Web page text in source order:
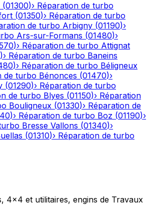
(01300)› Réparation de turbo
(01350)› Réparation de turbo
de turbo Arbigny (01190)›
Ars-sur-Formans (01480)›
)› Réparation de turbo Attignat
)› Réparation de turbo Baneins
)› Réparation de turbo Béligneux
de turbo Bénonces (01470)›
(01290)› Réparation de turbo
de turbo Blyes (01150)› Réparation
Bouligneux (01330)› Réparation de
)› Réparation de turbo Boz (01190)›
Bresse Vallons (01340)›
(01310)› Réparation de turbo
4x4 et utilitaires, engins de Travaux